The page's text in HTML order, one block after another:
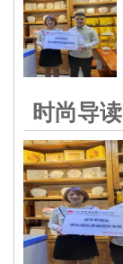
时尚导读